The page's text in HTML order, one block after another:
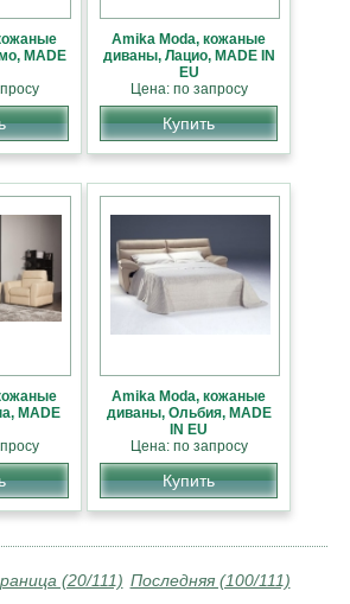
MADE
Amika Moda, кожаные
диваны, Лацио, MADE IN
EU
Цена: по запросу
Купить
MADE
Amika Moda, кожаные
диваны, Ольбия, MADE
IN EU
Цена: по запросу
Купить
(20/111) Последняя (100/111)